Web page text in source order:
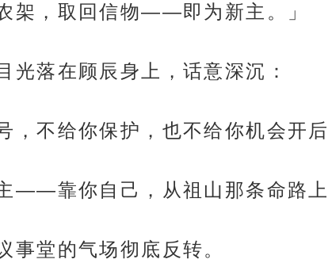
架，取回信物——即为新主。」
光落在顾辰身上，话意深沉：
，不给你保护，也不给你机会开后
——靠你自己，从祖山那条命路上
事堂的气场彻底反转。